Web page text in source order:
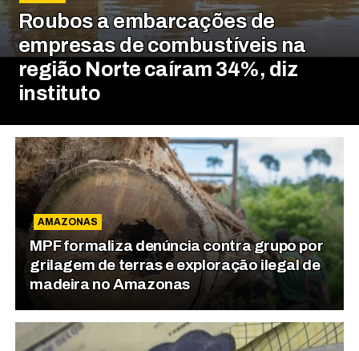
Roubos a embarcações de
empresas de combustíveis na
região Norte caíram 34%, diz
instituto
AMAZONAS
MPF formaliza denúncia contra grupo por
grilagem de terras e exploração ilegal de
madeira no Amazonas